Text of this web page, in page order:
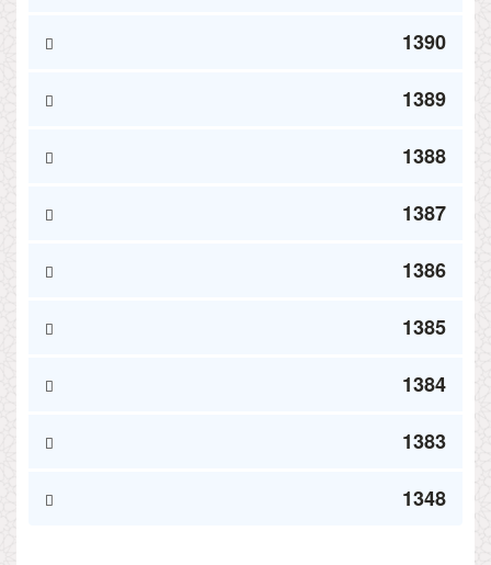
1390
1389
1388
1387
1386
1385
1384
1383
1348